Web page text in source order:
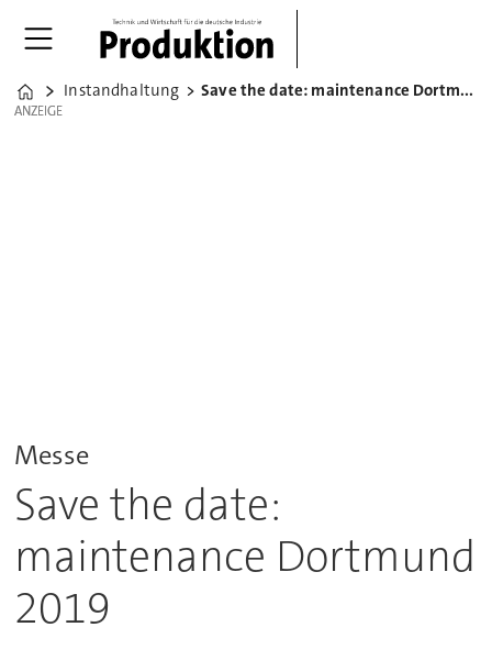
Home
Instandhaltung Save the date: maintenance Dortmund 2019
ANZEIGE
ANZEIGE
Messe
Save the date:
maintenance Dortmund
2019